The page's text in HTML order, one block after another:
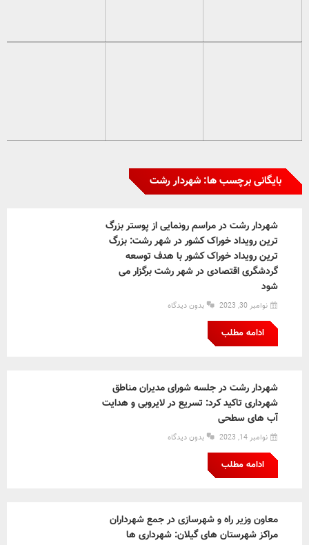
بایگانی برچسب ها: شهردار رشت
شهردار رشت در مراسم رونمایی از پوستر بزرگ
ترین رویداد خوراک کشور در شهر رشت: بزرگ
ترین رویداد خوراک کشور با هدف توسعه
گردشگری اقتصادی در شهر رشت برگزار می
شود
نوامبر 30, 2023 بدون دیدگاه
ادامه مطلب
شهردار رشت در جلسه شورای مدیران مناطق
شهرداری تاکید کرد: تسریع در لایروبی و هدایت
آب های سطحی
نوامبر 14, 2023 بدون دیدگاه
ادامه مطلب
معاون وزیر راه و شهرسازی در جمع شهرداران
مراکز شهرستان های گیلان: شهرداری ها